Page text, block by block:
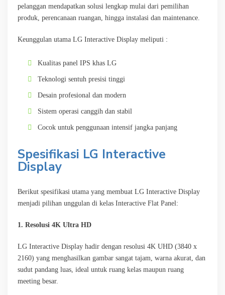
pelanggan mendapatkan solusi lengkap mulai dari pemilihan
produk, perencanaan ruangan, hingga instalasi dan maintenance.
Keunggulan utama LG Interactive Display meliputi :
Kualitas panel IPS khas LG
Teknologi sentuh presisi tinggi
Desain profesional dan modern
Sistem operasi canggih dan stabil
Cocok untuk penggunaan intensif jangka panjang
Spesifikasi LG Interactive
Display
Berikut spesifikasi utama yang membuat LG Interactive Display
menjadi pilihan unggulan di kelas Interactive Flat Panel:
1. Resolusi 4K Ultra HD
LG Interactive Display hadir dengan resolusi 4K UHD (3840 x
2160) yang menghasilkan gambar sangat tajam, warna akurat, dan
sudut pandang luas, ideal untuk ruang kelas maupun ruang
meeting besar.